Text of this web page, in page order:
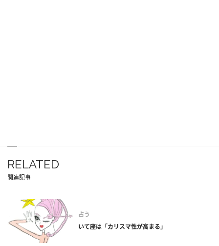
RELATED
関連記事
占う
いて座は「カリスマ性が高まる」